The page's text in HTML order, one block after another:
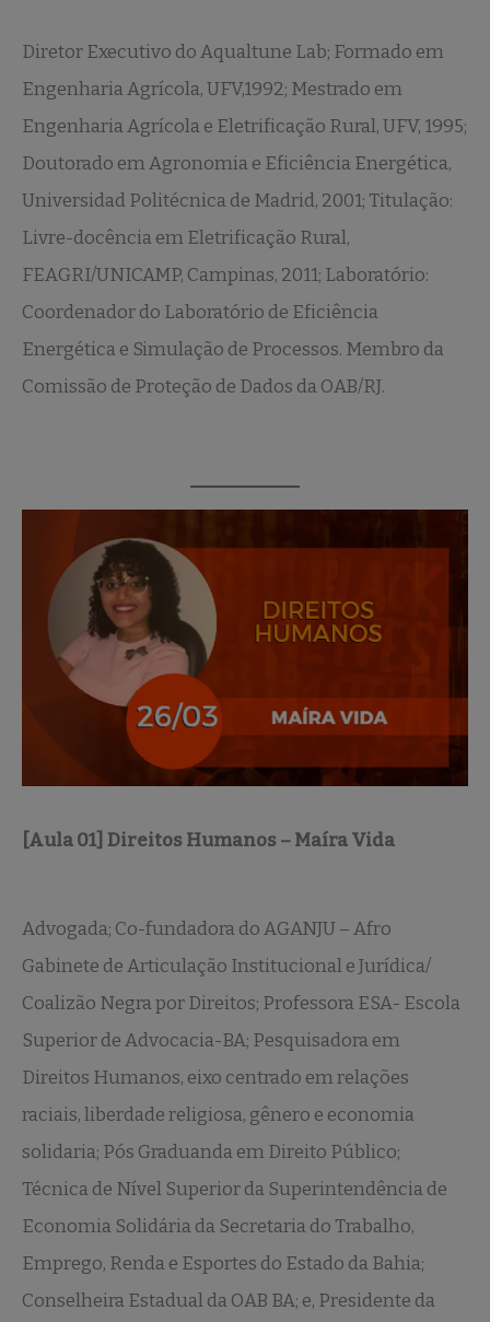
Diretor Executivo do Aqualtune Lab; Formado em
Engenharia Agrícola, UFV,1992; Mestrado em
Engenharia Agrícola e Eletrificação Rural, UFV, 1995;
Doutorado em Agronomia e Eficiência Energética,
Universidad Politécnica de Madrid, 2001; Titulação:
Livre-docência em Eletrificação Rural,
FEAGRI/UNICAMP, Campinas, 2011; Laboratório:
Coordenador do Laboratório de Eficiência
Energética e Simulação de Processos. Membro da
Comissão de Proteção de Dados da OAB/RJ.
[Aula 01] Direitos Humanos – Maíra Vida
Advogada; Co-fundadora do AGANJU – Afro
Gabinete de Articulação Institucional e Jurídica/
Coalizão Negra por Direitos; Professora ESA- Escola
Superior de Advocacia-BA; Pesquisadora em
Direitos Humanos, eixo centrado em relações
raciais, liberdade religiosa, gênero e economia
solidaria; Pós Graduanda em Direito Público;
Técnica de Nível Superior da Superintendência de
Economia Solidária da Secretaria do Trabalho,
Emprego, Renda e Esportes do Estado da Bahia;
Conselheira Estadual da OAB BA; e, Presidente da